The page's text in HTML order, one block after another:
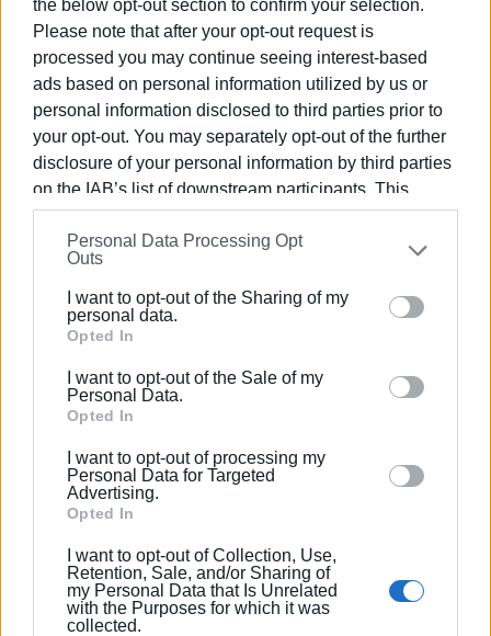
the below opt-out section to confirm your selection.
Please note that after your opt-out request is
processed you may continue seeing interest-based
ads based on personal information utilized by us or
personal information disclosed to third parties prior to
your opt-out. You may separately opt-out of the further
disclosure of your personal information by third parties
on the IAB’s list of downstream participants. This
information may also be disclosed by us to third parties
on theIAB’s List of Downstream Participants
that may
further disclose it to other third parties.
Please note that this website/app uses one or more
Google services and may gather and store information
behaviour. You may click to grant or deny consent to
Google and its third-party tags to use your data for
section.
Personal Data Processing Opt
Outs
I want to opt-out of the Sharing of my
personal data.
Opted In
I want to opt-out of the Sale of my
Personal Data.
Opted In
I want to opt-out of processing my
Personal Data for Targeted
Advertising.
Opted In
I want to opt-out of Collection, Use,
Retention, Sale, and/or Sharing of
my Personal Data that Is Unrelated
with the Purposes for which it was
collected.
του Ιονίου Πανεπιστημίου Μίρκα Παλιούρα.
Δείτε εδώ περισσότερες φωτογραφίες
Την κυβέρνηση εκπροσώπησε η αναπληρώτρια
Υπουργός Υγείας Μίνα Γκάγκα, η οποία βρίσκεται από
χθες στην Κέρκυρα, όπου και είχε επαφές με γιατρούς,
εργαζόμενους και Διοικηση στο Νοσοκομείο για τα
προβλήματα που υπάρχουν.
Στην Περιφέρεια Ιονίων Νήσων έγινε υπό την
τους φορείς του νησιού.
Κεντρικής Κέρκυρας ενώ αργότερα είχε σύσκεψη με
την τοπική οργάνωση της ΝΔ (ΔΕΕΠ).
Ακολουθήστε το enimerosi στο
Συνδρομητές στο e-paper